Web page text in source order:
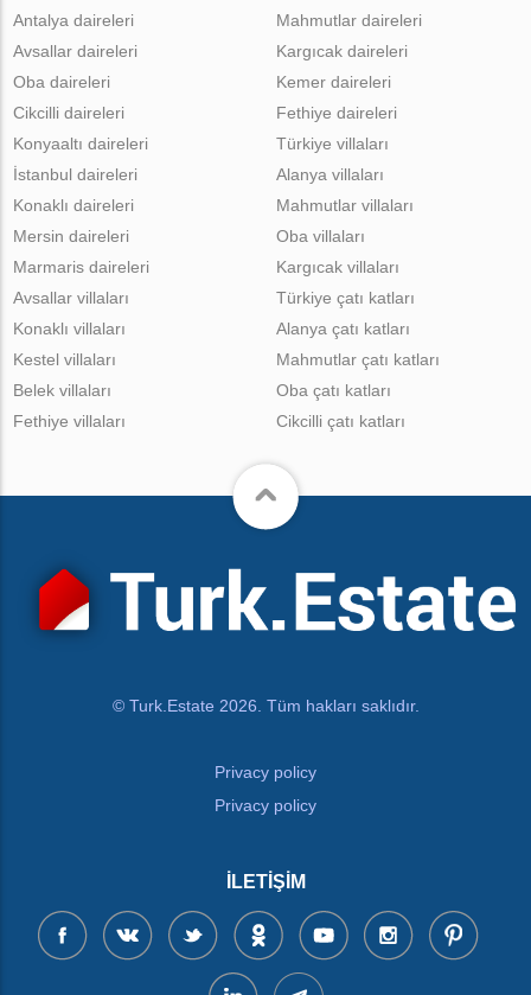
Antalya daireleri
Avsallar daireleri
Oba daireleri
Cikcilli daireleri
Mahmutlar daireleri
Kargıcak daireleri
Kemer daireleri
Fethiye daireleri
Konyaaltı daireleri
İstanbul daireleri
Konaklı daireleri
Mersin daireleri
Marmaris daireleri
Türkiye villaları
Alanya villaları
Mahmutlar villaları
Oba villaları
Kargıcak villaları
Avsallar villaları
Konaklı villaları
Kestel villaları
Belek villaları
Fethiye villaları
Türkiye çatı katları
Alanya çatı katları
Mahmutlar çatı katları
Oba çatı katları
Cikcilli çatı katları
© Turk.Estate 2026. Tüm hakları saklıdır.
Privacy policy
Privacy policy
İLETIŞIM